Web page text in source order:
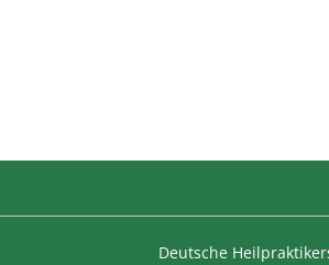
Deutsche